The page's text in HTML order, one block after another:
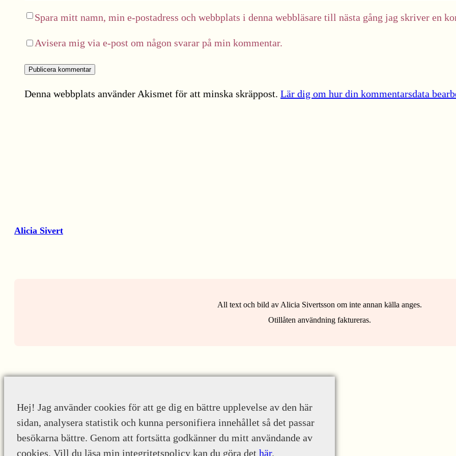
Spara mitt namn, min e-postadress och webbplats i denna webbläsare till nästa gång jag skriver en
Avisera mig via e-post om någon svarar på min kommentar.
Denna webbplats använder Akismet för att minska skräppost. Lär dig om hur din kommentarsdata
Alicia Sivert
All text och bild av Alicia Sivertsson om inte annan källa anges.
Otillåten användning faktureras.
Hej! Jag använder cookies för att ge dig en bättre upplevelse av den här
sidan, analysera statistik och kunna personifiera innehållet så det passar
besökarna bättre. Genom att fortsätta godkänner du mitt användande av
cookies. Vill du läsa min integritetspolicy kan du göra det här.